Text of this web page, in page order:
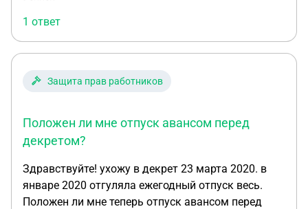
кол во дней отпуска перед декретом я могу взять
(наработанный+авансом) на данный момент согл
ст 260 тк рф? И каким образои мне это сделать
если руководитель не подписывает заявление?
1 ответ
Защита прав работников
Положен ли мне отпуск авансом перед
декретом?
Здравствуйте! ухожу в декрет 23 марта 2020. в
январе 2020 отгуляла ежегодный отпуск весь.
Положен ли мне теперь отпуск авансом перед